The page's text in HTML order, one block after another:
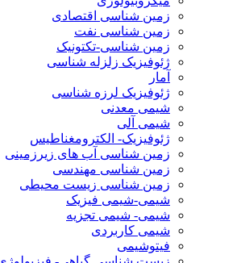
زمین شناسی اقتصادی
زمین شناسی نفت
زمین شناسی-تکتونیک
ژئوفیزیک زلزله شناسی
آمار
ژئوفیزیک لرزه شناسی
شیمی معدنی
شیمی آلی
ژئوفیزیک- الکترومغناطیس
زمین شناسی آب های زیرزمینی
زمین شناسی مهندسی
زمین شناسی زیست محیطی
شیمی-شیمی فیزیک
شیمی- شیمی تجزیه
شیمی کاربردی
فیتوشیمی